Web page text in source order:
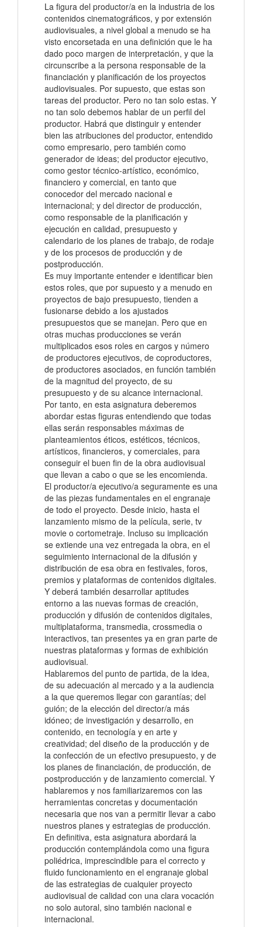
La figura del productor/a en la industria de los
contenidos cinematográficos, y por extensión
audiovisuales, a nivel global a menudo se ha
visto encorsetada en una definición que le ha
dado poco margen de interpretación, y que la
circunscribe a la persona responsable de la
financiación y planificación de los proyectos
audiovisuales. Por supuesto, que estas son
tareas del productor. Pero no tan solo estas. Y
no tan solo debemos hablar de un perfil del
productor. Habrá que distinguir y entender
bien las atribuciones del productor, entendido
como empresario, pero también como
generador de ideas; del productor ejecutivo,
como gestor técnico-artístico, económico,
financiero y comercial, en tanto que
conocedor del mercado nacional e
internacional; y del director de producción,
como responsable de la planificación y
ejecución en calidad, presupuesto y
calendario de los planes de trabajo, de rodaje
y de los procesos de producción y de
postproducción.
Es muy importante entender e identificar bien
estos roles, que por supuesto y a menudo en
proyectos de bajo presupuesto, tienden a
fusionarse debido a los ajustados
presupuestos que se manejan. Pero que en
otras muchas producciones se verán
multiplicados esos roles en cargos y número
de productores ejecutivos, de coproductores,
de productores asociados, en función también
de la magnitud del proyecto, de su
presupuesto y de su alcance internacional.
Por tanto, en esta asignatura deberemos
abordar estas figuras entendiendo que todas
ellas serán responsables máximas de
planteamientos éticos, estéticos, técnicos,
artísticos, financieros, y comerciales, para
conseguir el buen fin de la obra audiovisual
que llevan a cabo o que se les encomienda.
El productor/a ejecutivo/a seguramente es una
de las piezas fundamentales en el engranaje
de todo el proyecto. Desde inicio, hasta el
lanzamiento mismo de la película, serie, tv
movie o cortometraje. Incluso su implicación
se extiende una vez entregada la obra, en el
seguimiento internacional de la difusión y
distribución de esa obra en festivales, foros,
premios y plataformas de contenidos digitales.
Y deberá también desarrollar aptitudes
entorno a las nuevas formas de creación,
producción y difusión de contenidos digitales,
multiplataforma, transmedia, crossmedia o
interactivos, tan presentes ya en gran parte de
nuestras plataformas y formas de exhibición
audiovisual.
Hablaremos del punto de partida, de la idea,
de su adecuación al mercado y a la audiencia
a la que queremos llegar con garantías; del
guión; de la elección del director/a más
idóneo; de investigación y desarrollo, en
contenido, en tecnología y en arte y
creatividad; del diseño de la producción y de
la confección de un efectivo presupuesto, y de
los planes de financiación, de producción, de
postproducción y de lanzamiento comercial. Y
hablaremos y nos familiarizaremos con las
herramientas concretas y documentación
necesaria que nos van a permitir llevar a cabo
nuestros planes y estrategias de producción.
En definitiva, esta asignatura abordará la
producción contemplándola como una figura
poliédrica, imprescindible para el correcto y
fluido funcionamiento en el engranaje global
de las estrategias de cualquier proyecto
audiovisual de calidad con una clara vocación
no solo autoral, sino también nacional e
internacional.